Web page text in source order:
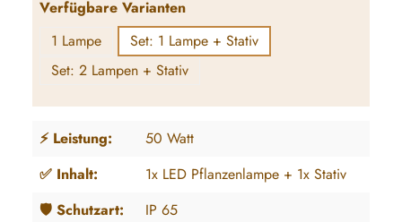
Verfügbare Variantenauswählen
1 Lampe
Set: 1 Lampe + Stativ
Set: 2 Lampen + Stativ
⚡️ Leistung:
50 Watt
✅ Inhalt:
1x LED Pflanzenlampe + 1x Stativ
🛡️ Schutzart:
IP 65